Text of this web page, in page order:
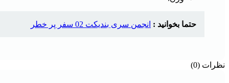
حتما بخوانید : انجمن سری بندیکت 02 سفر پر خطر
نظرات (0)